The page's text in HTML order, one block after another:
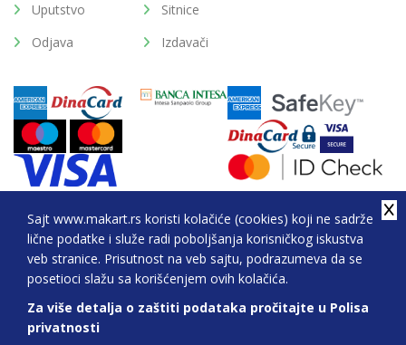
Sajt www.makart.rs koristi kolačiće (cookies) koji ne sadrže
lične podatke i služe radi poboljšanja korisničkog iskustva
veb stranice. Prisutnost na veb sajtu, podrazumeva da se
posetioci slažu sa korišćenjem ovih kolačića.
Za više detalja o zaštiti podataka pročitajte u Polisa
privatnosti
Uputstvo
Odjava
Sitnice
Izdavači
2026. All Rights Reserved © Makart.rs - MAKART DOO
BEOGRAD (NOVI BEOGRAD), PIB: 105184104, MB:
20337524
Sve cene na ovom sajtu iskazane su u dinarima. PDV je uračunat u cenu.
Nastojimo da budemo što precizniji u opisu proizvoda, prikazu slika i